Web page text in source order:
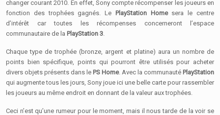
changer courant 2010. En effet, Sony compte récompenser les joueurs en
fonction des trophées gagnés. Le PlayStation Homesera le centre
d’intérêt car toutes les récompenses concerneront l’espace
communautaire de la PlayStation 3
Chaque type de trophée (bronze, argent et platine) aura un nombre de
points bien spécifique, points qui pourront être utilisés pour acheter
divers objets présents dans le PS Home. Avec la communauté PlayStation
qui augmente tous les jours, Sony joue ici une belle carte pour rassembler
les joueurs au même endroit en donnant de la valeur aux trophées.
Ceci n’est qu’une rumeur pour le moment, mais il nous tarde de la voir se